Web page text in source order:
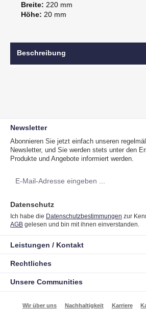
Breite: 220 mm
Höhe: 20 mm
Beschreibung
Newsletter
Abonnieren Sie jetzt einfach unseren
Newsletter, und Sie werden stets unter den
Produkte und Angebote informiert werden.
Mail-
Datenschutz
Ich habe die Datenschutzbestimmungen zur
AGB gelesen und bin mit ihnen einverstanden.
Unsere Communities
Leistungen / Kontakt
Rechtliches
Wir über uns Nachhaltigkeit Karriere